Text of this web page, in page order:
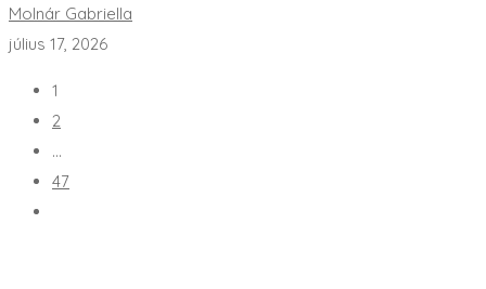
Molnár Gabriella
július 17, 2026
1
2
…
47